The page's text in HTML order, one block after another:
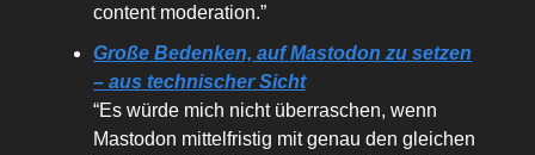
content moderation.”
Große Bedenken, auf Mastodon zu setzen
– aus technischer Sicht
“Es würde mich nicht überraschen, wenn
Mastodon mittelfristig mit genau den gleichen